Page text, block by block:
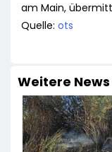
am Main,
Quelle: ots
Weitere News